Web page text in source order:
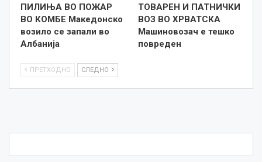
ПИЛИЊА ВО ПОЖАР
ВО КОМБЕ Македонско
возило се запали во
Албанија
ТОВАРЕН И ПАТНИЧКИ
ВОЗ ВО ХРВАТСКА
Машиновозач е тешко
повреден
ПРЕТХОДНО СЛЕДНО